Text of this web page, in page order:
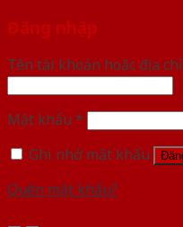
Đăng nhập
Tên tài khoản hoặc địa
Mật khẩu *
Ghi nhớ mật khẩu
Quên mật khẩu?